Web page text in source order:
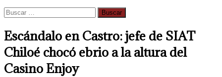
Buscar:
Escándalo en Castro: jefe de SIAT
Chiloé chocó ebrio a la altura del
Casino Enjoy